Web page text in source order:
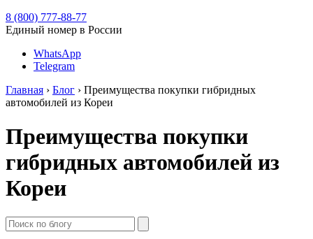
8 (800) 777-88-77
Единый номер в России
WhatsApp
Telegram
Главная › Блог › Преимущества покупки гибридных
автомобилей из Кореи
Преимущества покупки
гибридных автомобилей из
Кореи